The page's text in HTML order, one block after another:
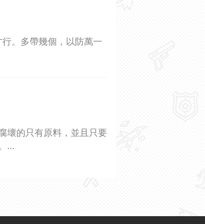
。多帶幾個，以防萬一
壞的只有原料，並且只要
...